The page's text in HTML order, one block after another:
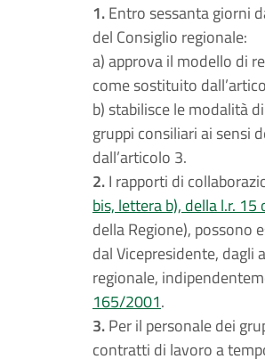
1.Entro sessanta giorni
del Consiglio regionale:
a) approva il modello di
come sostituito
b) stabilisce le modalità
gruppi consiliari ai sensi
dall’articolo 3.
2.I rapporti di
bis, lettera b), della l.r.
della Regione), possono
dal Vicepresidente, dagli
regionale,
165/2001.
3.Per il personale dei
contratti di lavoro a